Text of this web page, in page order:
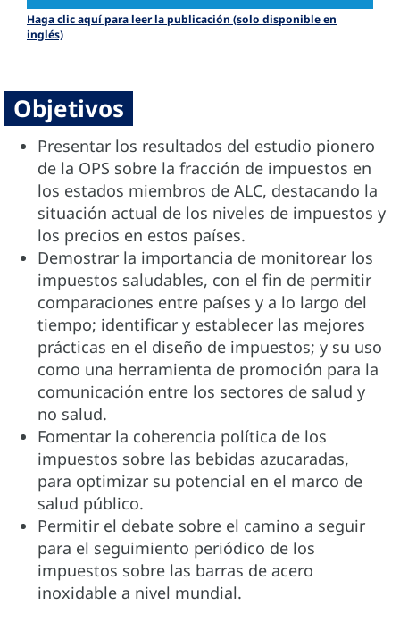
Haga clic aquí para leer la publicación (solo disponible en
inglés)
Objetivos
Presentar los resultados del estudio pionero
de la OPS sobre la fracción de impuestos en
los estados miembros de ALC, destacando la
situación actual de los niveles de impuestos y
los precios en estos países.
Demostrar la importancia de monitorear los
impuestos saludables, con el fin de permitir
comparaciones entre países y a lo largo del
tiempo; identificar y establecer las mejores
prácticas en el diseño de impuestos; y su uso
como una herramienta de promoción para la
comunicación entre los sectores de salud y
no salud.
Fomentar la coherencia política de los
impuestos sobre las bebidas azucaradas,
para optimizar su potencial en el marco de
salud público.
Permitir el debate sobre el camino a seguir
para el seguimiento periódico de los
impuestos sobre las barras de acero
inoxidable a nivel mundial.